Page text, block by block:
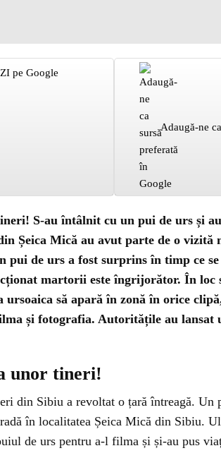
pe Google
Adaugă-ne
S-au întâlnit cu un pui de urs și
Șeica Mică au avut parte de o vizită
pui de urs a fost surprins în timp ce
martorii este îngrijorător. În loc
ursoaica să apară în zonă în orice
și fotografia. Autoritățile au lansat
unor tineri!
din Sibiu a revoltat o țară întreagă. Un
în localitatea Șeica Mică din Sibiu.
de urs pentru a-l filma și și-au pus